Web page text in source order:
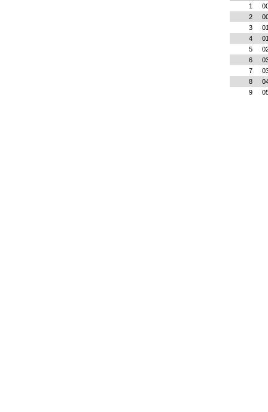
1
2
3
4
5
6
7
8
9